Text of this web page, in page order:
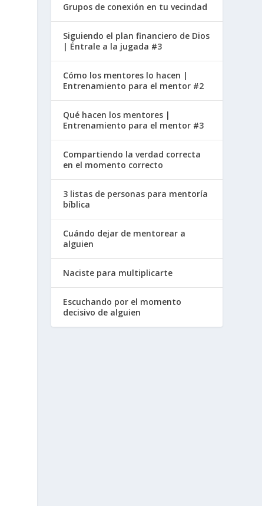
Grupos de conexión en tu vecindad
Siguiendo el plan financiero de Dios
| Éntrale a la jugada #3
Cómo los mentores lo hacen |
Entrenamiento para el mentor #2
Qué hacen los mentores |
Entrenamiento para el mentor #3
Compartiendo la verdad correcta
en el momento correcto
3 listas de personas para mentoría
bíblica
Cuándo dejar de mentorear a
alguien
Naciste para multiplicarte
Escuchando por el momento
decisivo de alguien